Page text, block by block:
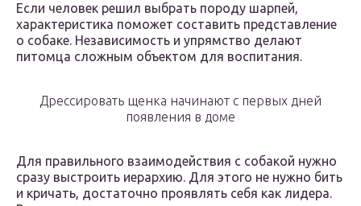
Если человек решил выбрать породу шарпей,
характеристика поможет составить представление
о собаке. Независимость и упрямство делают
питомца сложным объектом для воспитания.
Дрессировать щенка начинают с первых дней
появления в доме
Для правильного взаимодействия с собакой нужно
сразу выстроить иерархию. Для этого не нужно бить
и кричать, достаточно проявлять себя как лидера.